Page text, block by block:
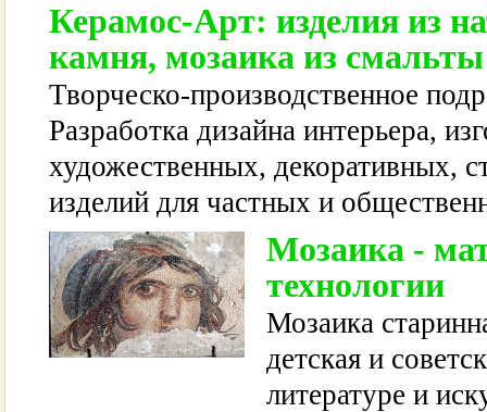
Керамос-Арт: изделия из
камня, мозаика из смальты
Творческо-производственное
Разработка дизайна интерьера,
художественных, декоративных,
изделий для частных и
Мозаика -
технологии
Мозаика
детская и
литературе и